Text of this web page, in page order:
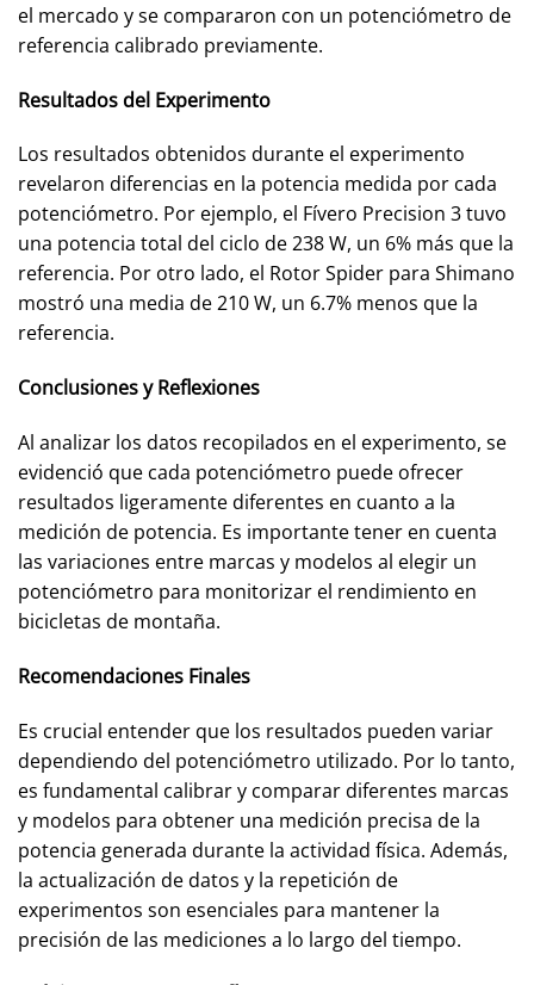
el mercado y se compararon con un potenciómetro de
referencia calibrado previamente.
Resultados del Experimento
Los resultados obtenidos durante el experimento
revelaron diferencias en la potencia medida por cada
potenciómetro. Por ejemplo, el Fívero Precision 3 tuvo
una potencia total del ciclo de 238 W, un 6% más que la
referencia. Por otro lado, el Rotor Spider para Shimano
mostró una media de 210 W, un 6.7% menos que la
referencia.
Conclusiones y Reflexiones
Al analizar los datos recopilados en el experimento, se
evidenció que cada potenciómetro puede ofrecer
resultados ligeramente diferentes en cuanto a la
medición de potencia. Es importante tener en cuenta
las variaciones entre marcas y modelos al elegir un
potenciómetro para monitorizar el rendimiento en
bicicletas de montaña.
Recomendaciones Finales
Es crucial entender que los resultados pueden variar
dependiendo del potenciómetro utilizado. Por lo tanto,
es fundamental calibrar y comparar diferentes marcas
y modelos para obtener una medición precisa de la
potencia generada durante la actividad física. Además,
la actualización de datos y la repetición de
experimentos son esenciales para mantener la
precisión de las mediciones a lo largo del tiempo.